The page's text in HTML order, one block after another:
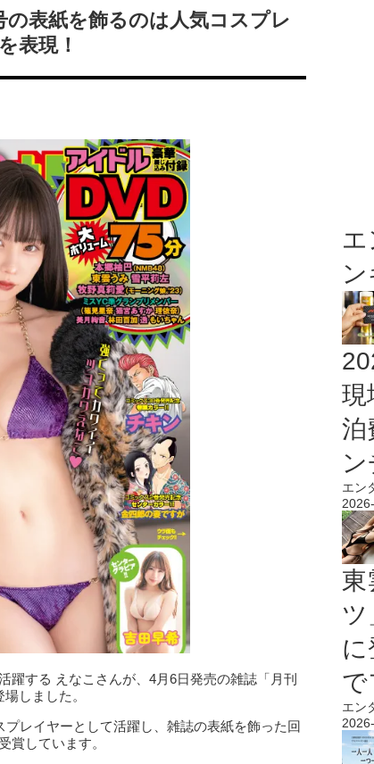
の表紙を飾るのは人気コスプレ
表現！
躍する えなこさんが、4月6日発売の雑誌「月刊
しました。
レイヤーとして活躍し、雑誌の表紙を飾った回
賞しています。
現
泊
エン
東
に
で
エン